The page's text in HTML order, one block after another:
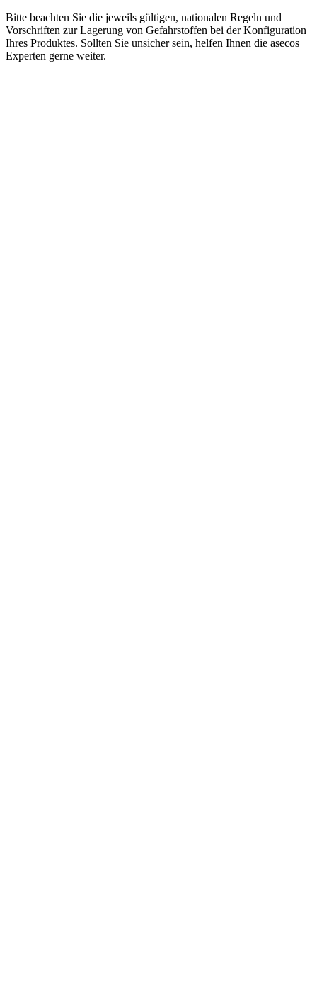
Bitte beachten Sie die jeweils gültigen, nationalen Regeln und
Vorschriften zur Lagerung von Gefahrstoffen bei der Konfiguration
Ihres Produktes. Sollten Sie unsicher sein, helfen Ihnen die asecos
Experten gerne weiter.